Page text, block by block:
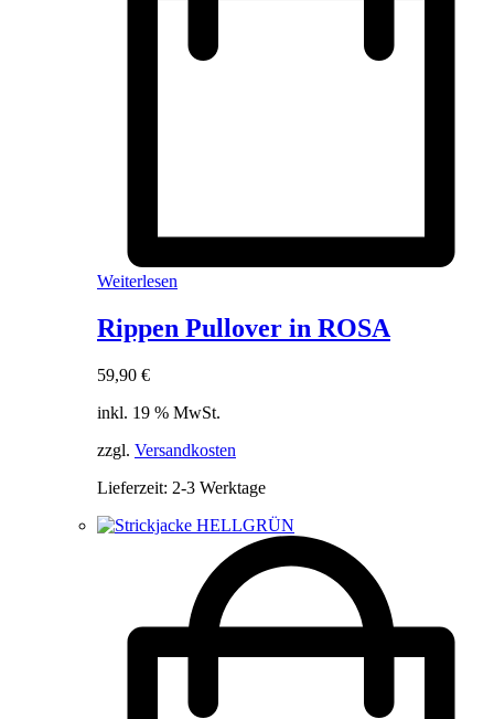
Weiterlesen
Rippen Pullover in ROSA
59,90 €
inkl. 19 % MwSt.
zzgl. Versandkosten
Lieferzeit: 2-3 Werktage